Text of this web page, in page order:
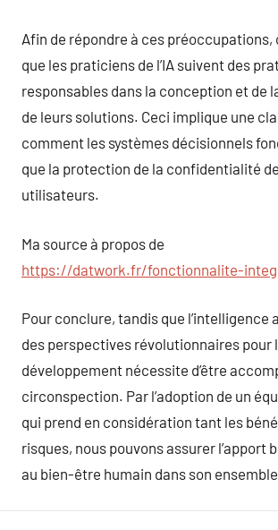
Afin de répondre à ces préoccupations,
que les praticiens de l’IA suivent des
responsables dans la conception et de
de leurs solutions. Ceci implique une
comment les systèmes décisionnels
que la protection de la confidentialité
utilisateurs.
Ma source à propos de
https://datwork.fr/fonctionnalite-
Pour conclure, tandis que
des perspectives révolutionnaires pour
développement nécessite d’être
circonspection. Par l’adoption de un
qui prend en considération tant les
risques, nous pouvons assurer l’apport
au bien-être humain dans son